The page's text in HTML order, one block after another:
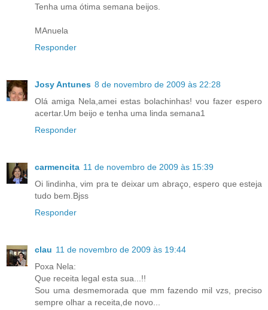
Tenha uma ótima semana beijos.
MAnuela
Responder
Josy Antunes 8 de novembro de 2009 às 22:28
Olá amiga Nela,amei estas bolachinhas! vou fazer espero
acertar.Um beijo e tenha uma linda semana1
Responder
carmencita 11 de novembro de 2009 às 15:39
Oi lindinha, vim pra te deixar um abraço, espero que esteja
tudo bem.Bjss
Responder
clau 11 de novembro de 2009 às 19:44
Poxa Nela:
Que receita legal esta sua...!!
Sou uma desmemorada que mm fazendo mil vzs, preciso
sempre olhar a receita,de novo...